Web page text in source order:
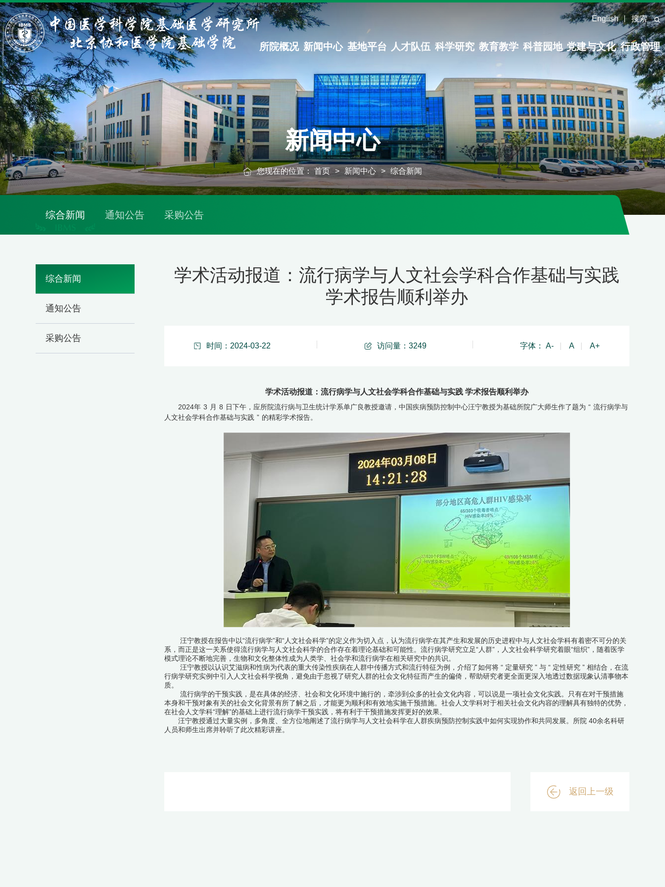
English 搜索
所院概况 新闻中心 基地平台 人才队伍 科学研究 教育教学 科普园地 党建与文化 行政管理
新闻中心
您现在的位置： 首页 > 新闻中心 > 综合新闻
综合新闻 通知公告 采购公告
综合新闻
通知公告
采购公告
学术活动报道：流行病学与人文社会学科合作基础与实践
学术报告顺利举办
时间：2024-03-22 访问量： 3249 字体： A- A A+
学术活动报道：流行病学与人文社会学科合作基础与实践 学术报告顺利举办
2024年 3 月 8 日下午，应所院流行病与卫生统计学系单广良教授邀请，中国疾病预防控制中心汪宁教授为基础所院广大师生作了题为 “ 流行病学与
人文社会学科合作基础与实践 ” 的精彩学术报告。
汪宁教授在报告中以“流行病学”和“人文社会科学”的定义作为切入点，认为流行病学在其产生和发展的历史进程中与人文社会学科有着密不可分的关
系，而正是这一关系使得流行病学与人文社会科学的合作存在着理论基础和可能性。流行病学研究立足“人群”，人文社会科学研究着眼“组织”，随着医学
模式理论不断地完善，生物和文化整体性成为人类学、社会学和流行病学在相关研究中的共识。
汪宁教授以认识艾滋病和性病为代表的重大传染性疾病在人群中传播方式和流行特征为例，介绍了如何将 “ 定量研究 ” 与 “ 定性研究 ” 相结合，在流
行病学研究实例中引入人文社会科学视角，避免由于忽视了研究人群的社会文化特征而产生的偏倚，帮助研究者更全面更深入地透过数据现象认清事物本
质。
流行病学的干预实践，是在具体的经济、社会和文化环境中施行的，牵涉到众多的社会文化内容，可以说是一项社会文化实践。只有在对干预措施
本身和干预对象有关的社会文化背景有所了解之后，才能更为顺利和有效地实施干预措施。社会人文学科对于相关社会文化内容的理解具有独特的优势，
在社会人文学科“理解”的基础上进行流行病学干预实践，将有利于干预措施发挥更好的效果。
汪宁教授通过大量实例，多角度、全方位地阐述了流行病学与人文社会科学在人群疾病预防控制实践中如何实现协作和共同发展。所院 40余名科研
人员和师生出席并聆听了此次精彩讲座。
返回上一级